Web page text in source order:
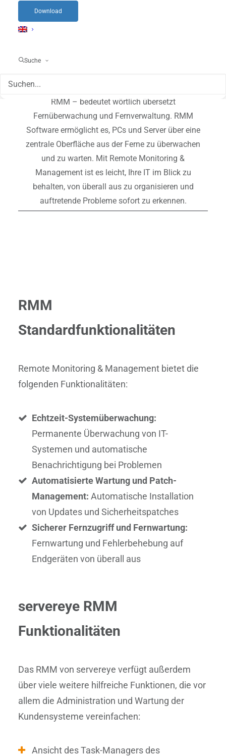
Download
Suche
Was ist Remote
Remote Monitoring & Management – abgekürzt
RMM – bedeutet wörtlich übersetzt
Fernüberwachung und Fernverwaltung. RMM
Software ermöglicht es, PCs und Server über eine
zentrale Oberfläche aus der Ferne zu überwachen
und zu warten. Mit Remote Monitoring &
Management ist es leicht, Ihre IT im Blick zu
behalten, von überall aus zu organisieren und
auftretende Probleme sofort zu erkennen.
RMM
Standardfunktionalitäten
Remote Monitoring & Management bietet die
folgenden Funktionalitäten:
Echtzeit-Systemüberwachung:
Permanente Überwachung von IT-
Systemen und automatische
Benachrichtigung bei Problemen
Automatisierte Wartung und Patch-
Management: Automatische Installation
von Updates und Sicherheitspatches
Sicherer Fernzugriff und Fernwartung:
Fernwartung und Fehlerbehebung auf
Endgeräten von überall aus
servereye RMM
Funktionalitäten
Das RMM von servereye verfügt außerdem
über viele weitere hilfreiche Funktionen, die vor
allem die Administration und Wartung der
Kundensysteme vereinfachen:
Ansicht des Task-Managers des